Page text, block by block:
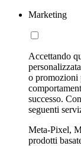
Marketing
Accettando
o promozioni
successo.
seguenti
Meta-Pixel,
prodotti